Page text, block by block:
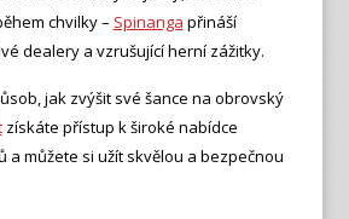
chvilky – Spinanga přináší
dealery a vzrušující herní zážitky.
jak zvýšit své šance na obrovský
získáte přístup k široké nabídce
a můžete si užít skvělou a bezpečnou